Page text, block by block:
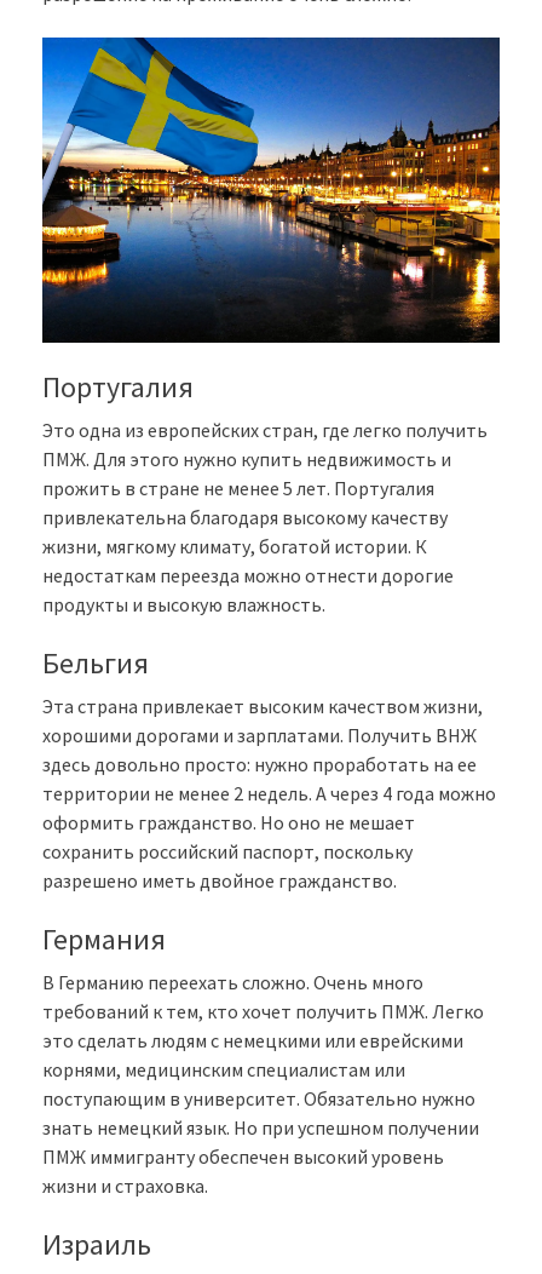
Португалия
Это одна из европейских стран, где легко получить
ПМЖ. Для этого нужно купить недвижимость и
прожить в стране не менее 5 лет. Португалия
привлекательна благодаря высокому качеству
жизни, мягкому климату, богатой истории. К
недостаткам переезда можно отнести дорогие
продукты и высокую влажность.
Бельгия
Эта страна привлекает высоким качеством жизни,
хорошими дорогами и зарплатами. Получить ВНЖ
здесь довольно просто: нужно проработать на ее
территории не менее 2 недель. А через 4 года можно
оформить гражданство. Но оно не мешает
сохранить российский паспорт, поскольку
разрешено иметь двойное гражданство.
Германия
В Германию переехать сложно. Очень много
требований к тем, кто хочет получить ПМЖ. Легко
это сделать людям с немецкими или еврейскими
корнями, медицинским специалистам или
поступающим в университет. Обязательно нужно
знать немецкий язык. Но при успешном получении
ПМЖ иммигранту обеспечен высокий уровень
жизни и страховка.
Израиль